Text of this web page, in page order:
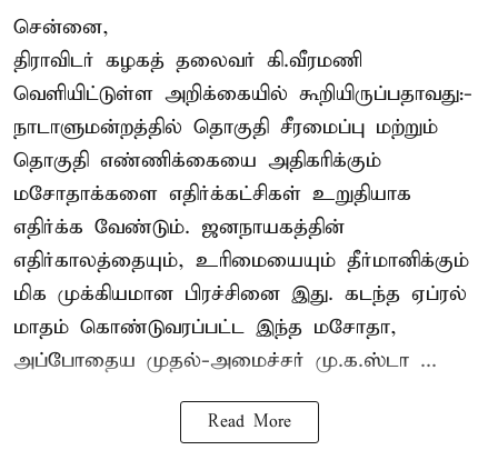
சென்னை,
திராவிடர் கழகத் தலைவர் கி.வீரமணி
வெளியிட்டுள்ள அறிக்கையில் கூறியிருப்பதாவது:-
நாடாளுமன்றத்தில் தொகுதி சீரமைப்பு மற்றும்
தொகுதி எண்ணிக்கையை அதிகரிக்கும்
மசோதாக்களை எதிர்க்கட்சிகள் உறுதியாக
எதிர்க்க வேண்டும். ஜனநாயகத்தின்
எதிர்காலத்தையும், உரிமையையும் தீர்மானிக்கும்
மிக முக்கியமான பிரச்சினை இது. கடந்த ஏப்ரல்
மாதம் கொண்டுவரப்பட்ட இந்த மசோதா,
அப்போதைய முதல்-அமைச்சர் மு.க.ஸ்டா ...
Read More